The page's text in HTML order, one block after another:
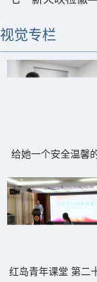
视觉专栏
给她一个安全温馨
护中心以法护
红岛青年课堂 第二